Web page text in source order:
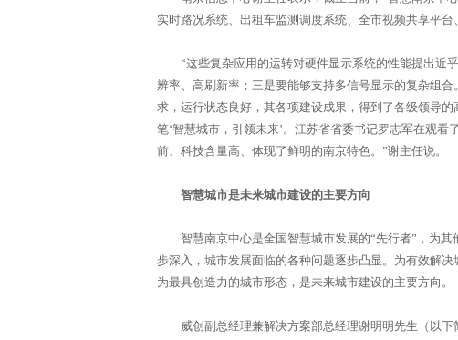
实时路况系统、出租车监测调度系统、全市视频共享平台
“这些复杂应用的运转对硬件显示系统的性能提出近
辨率、高刷新率；三是要能够支持多信号显示的复杂组
求，运行状态良好，其各项建设成果，得到了各级领导
笔‘智慧城市，引领未来’。江苏省省委书记罗志军在观
前、科技含量高、体现了鲜明的南京特色。”谢主任说。
智慧城市是未来城市建设的主要方向
智慧南京中心是全国智慧城市发展的“先行者”，为其
步深入，城市发展面临的各种问题逐步凸显。为有效解
为最具创造力的城市形态，是未来城市建设的主要方向。
威创副总经理兼解决方案部总经理谢明明先生（以下